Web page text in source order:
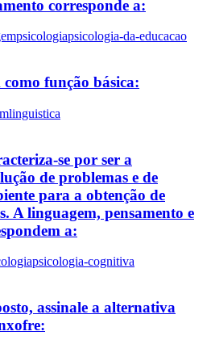
corresponde a:
psicologiapsicologia-da-educacao
função básica:
linguistica
se por ser a
de problemas e de
para a obtenção de
A linguagem, pensamento e
a:
psicologia-cognitiva
assinale a alternativa